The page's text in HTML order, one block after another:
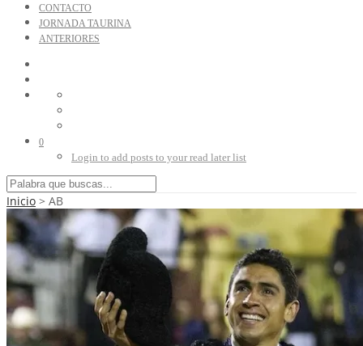
CONTACTO
JORNADA TAURINA
ANTERIORES
0
Login to add posts to your read later list
Inicio > AB